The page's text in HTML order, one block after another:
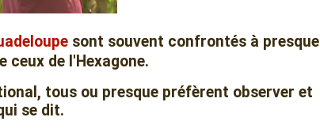
sont souvent confrontés à presque
de l'Hexagone.
tous ou presque préfèrent observer et
se dit.